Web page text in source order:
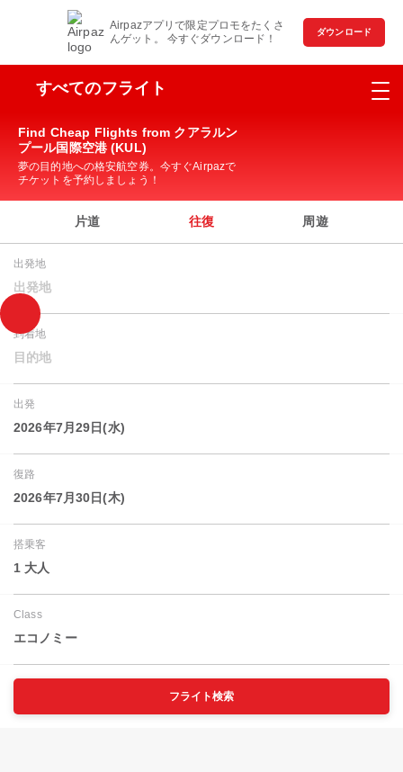
Airpazアプリで限定プロモをたくさ
んゲット。 今すぐダウンロード！
ダウンロード
すべてのフライト
Find Cheap Flights from クアラルン
プール国際空港 (KUL)
夢の目的地への格安航空券。今すぐAirpazで
チケットを予約しましょう！
片道 往復 周遊
出発地
出発地
到着地
目的地
出発
2026年7月29日(水)
復路
2026年7月30日(木)
搭乗客
1 大人
Class
エコノミー
フライト検索